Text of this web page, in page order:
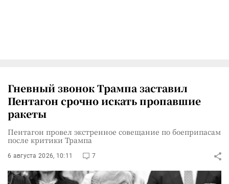
Гневный звонок Трампа заставил
Пентагон срочно искать пропавшие
ракеты
Пентагон провел экстренное совещание по боеприпасам
после критики Трампа
6 августа 2026, 10:11 7